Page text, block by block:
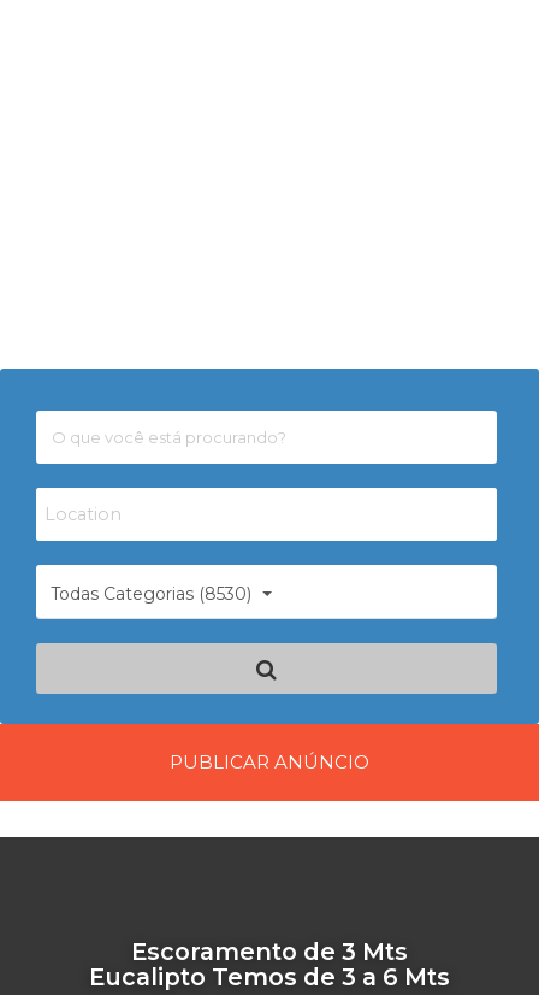
Todas Categorias (8530)
PUBLICAR ANÚNCIO
Escoramento de 3 Mts
Eucalipto Temos de 3 a 6 Mts